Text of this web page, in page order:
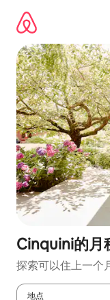
Cinquini的月
探索可以住上一个
地点